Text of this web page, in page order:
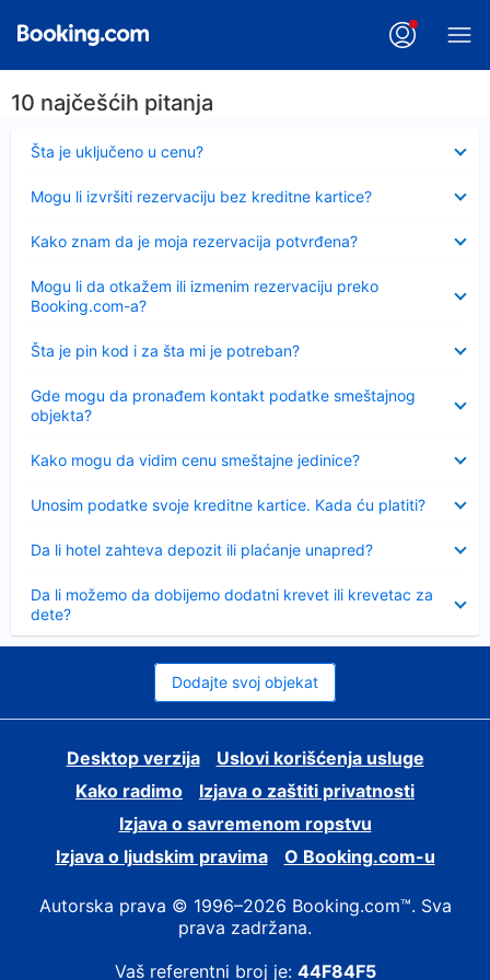
10 najčešćih pitanja
Šta je uključeno u cenu?
Sažeto
Mogu li izvršiti rezervaciju bez kreditne kartice?
Kako znam da je moja rezervacija potvrđena?
Mogu li da otkažem ili izmenim rezervaciju preko
Booking.com-a?
Šta je pin kod i za šta mi je potreban?
Sažeto
Gde mogu da pronađem kontakt podatke smeštajnog
objekta?
Kako mogu da vidim cenu smeštajne jedinice?
Unosim podatke svoje kreditne kartice. Kada ću platiti?
Da li hotel zahteva depozit ili plaćanje unapred?
Da li možemo da dobijemo dodatni krevet ili krevetac za
dete?
Dodajte svoj objekat
Desktop verzija
Uslovi korišćenja usluge
Kako radimo
Izjava o zaštiti privatnosti
Izjava o savremenom ropstvu
Izjava o ljudskim pravima
О Booking.com-u
Autorska prava © 1996–2026 Booking.com™. Sva
prava zadržana.
Vaš referentni broj je: 44F84F5